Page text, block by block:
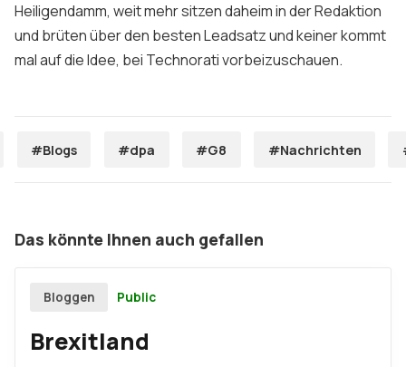
Heiligendamm, weit mehr sitzen daheim in der Redaktion
und brüten über den besten Leadsatz und keiner kommt
mal auf die Idee, bei Technorati vorbeizuschauen.
#Blogs #dpa #G8 #Nachrichten
Das könnte Ihnen auch gefallen
Bloggen Public
Brexitland